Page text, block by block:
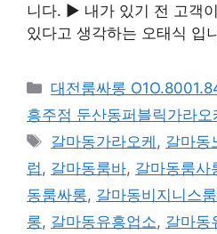
니다. ▶ 내가 있기 전 고객
있다고 생각하는 오태식 입
카
테
고
리
대전룸싸롱
흥주점 둔산동퍼블릭가라오
태
그
갈마동가라오케 , 갈마동
럽 , 갈마동룸바, 갈마동룸사
동룸싸롱, 갈마동비지니스
롱, 갈마동유흥업소, 갈마동